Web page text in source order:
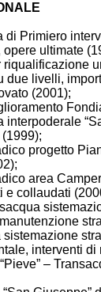
di Primiero
ultimate
due livelli,
(2001);
interpoderale
progetto
area
e collaudati
interventi di
–